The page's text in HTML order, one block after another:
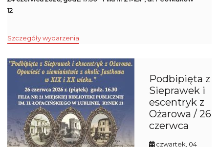
12
Szczegóły wydarzenia
Podbipięta z
Sieprawek i
escentryk z
Ożarowa / 26
czerwca
czwartek, 04